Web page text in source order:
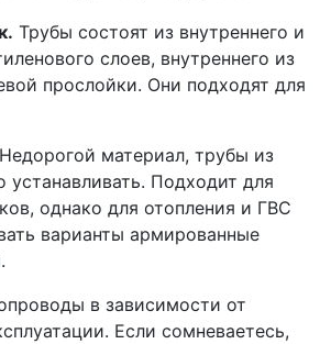
Трубы состоят из внутреннего и
слоев, внутреннего из
прослойки. Они подходят для
Недорогой материал, трубы из
устанавливать. Подходит для
однако для отопления и ГВС
варианты армированные
в зависимости от
Если сомневаетесь,